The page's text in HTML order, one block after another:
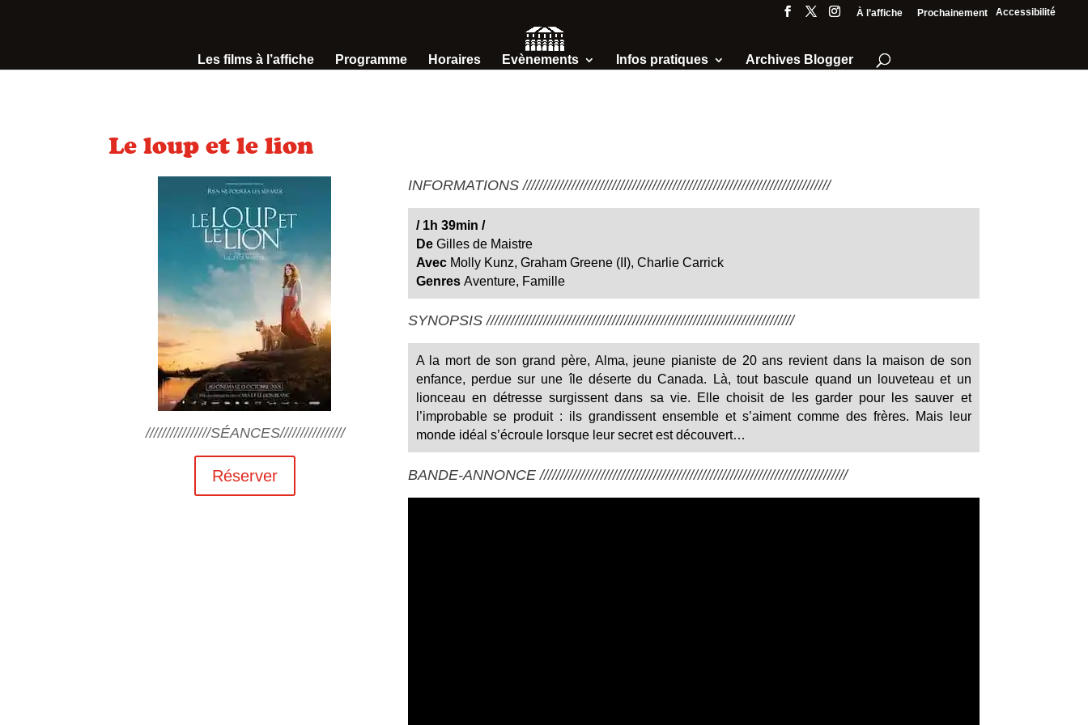
Accessibilité
À l’affiche Prochainement
Les films à l’affiche Programme Horaires Evènements Infos pratiques Archives Blogger
Le loup et le lion
////////////////SÉANCES////////////////
Réserver
INFORMATIONS ////////////////////////////////////////////////////////////////////////////
/1h 39min /
DeGilles de Maistre
AvecMolly Kunz, Graham Greene (II), Charlie Carrick
Genres Aventure, Famille
SYNOPSIS ////////////////////////////////////////////////////////////////////////////
A la mort de son grand père, Alma, jeune pianiste de 20 ans revient dans la maison de son
enfance, perdue sur une île déserte du Canada. Là, tout bascule quand un louveteau et un
lionceau en détresse surgissent dans sa vie. Elle choisit de les garder pour les sauver et
l’improbable se produit : ils grandissent ensemble et s’aiment comme des frères. Mais leur
monde idéal s’écroule lorsque leur secret est découvert…
BANDE-ANNONCE ////////////////////////////////////////////////////////////////////////////